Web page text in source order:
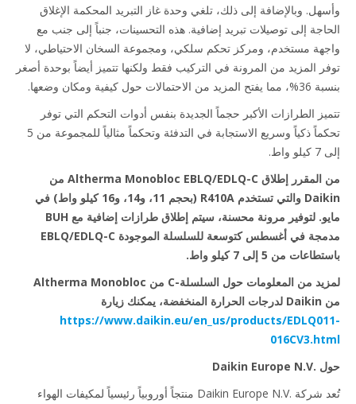
وبالإضافة إلى ذلك، تلغي وحدة غاز التبريد المحكمة الإغلاق
إلى توصيلات تبريد إضافية. هذه التحسينات، جنباً إلى جنب مع
مستخدم، ومركز تحكم سلكي، ومجموعة السخان الاحتياطي، لا
المزيد من المرونة في التركيب فقط ولكنها تتميز أيضاً بوحدة أصغر
الطرازات الأكبر حجماً الجديدة بنفس أدوات التحكم التي توفر
تحكماً ذكياً وسريع الاستجابة في التدفئة وتحكماً مثالياً للمجموعة من 5
من المقرر إطلاق Altherma Monobloc EBLQ/EDLQ-C من
Daikin والتي تستخدم R410A (بحجم 11، و14، و16 كيلو واط) في
مايو. لتوفير مرونة محسنة، سيتم إطلاق طرازات إضافية مع BUH
مدمجة في أغسطس كتوسعة للسلسلة الموجودة EBLQ/EDLQ-C
من 5 إلى 7 كيلو واط.
لمزيد من المعلومات حول السلسلة-C من Altherma Monobloc
https://www.daikin.eu/en_us/products/
تُعد شركة Daikin Europe N.V.‎ منتجاً أوروبياً رئيسياً لمكيفات الهواء